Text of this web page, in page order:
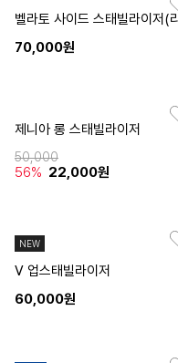
70,000원
제니아 롱 스태빌라이저
50,000
56% 22,000원
NEW
V 업스태빌라이저
60,000원